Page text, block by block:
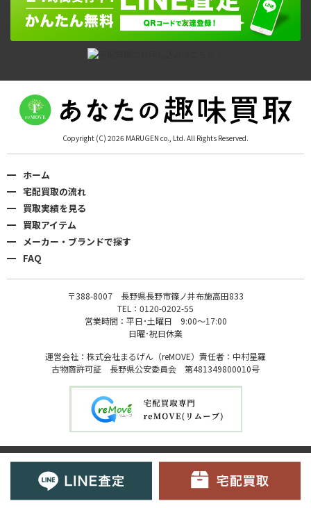
Copyright (C) 2026 MARUGEN co., Ltd. All Rights Reserved.
ホーム
宅配買取の流れ
買取実績を見る
買取アイテム
メーカー・ブランドで探す
FAQ
〒388-8007 長野県長野市篠ノ井布施高田833
TEL：0120-0202-55
営業時間：平日･土曜日 9:00〜17:00
日曜･祝日休業
運営会社：株式会社まるげん（reMOVE）責任者：中村星羅
古物商許可証 長野県公安委員会 第481349800010号